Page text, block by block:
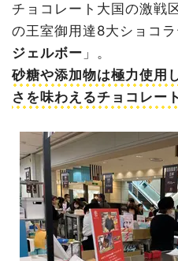
チョコレート大国の激戦
の王室御用達8大ショコラ
ジェルボー 」。
砂糖や添加物は極力使用
さを味わえるチョコレート